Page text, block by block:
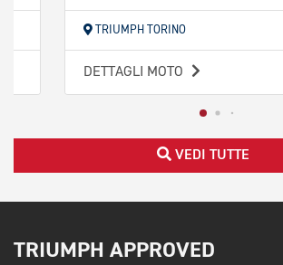
TRIUMPH TORINO
DETTAGLI MOTO
VEDI TUTTE
TRIUMPH APPROVED